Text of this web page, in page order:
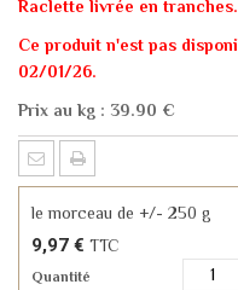
Raclette livrée en tranches.
Ce produit n'est pas
02/01/26.
Prix au kg : 39.90 €
le morceau de +/- 250 g
9,97 € TTC
Quantité